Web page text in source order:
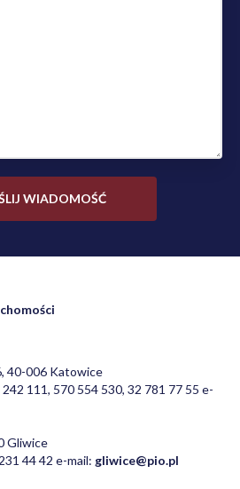
40-006 Katowice
111, 570 554 530, 32 781 77 55 e-
Gliwice
44 42 e-mail: gliwice@pio.pl